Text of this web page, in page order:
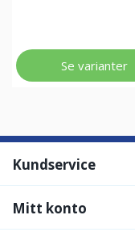
Se varianter
Kundservice
Mitt konto